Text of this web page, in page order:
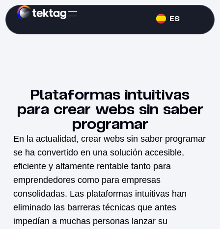
ES
Plataformas intuitivas
para crear webs sin saber
programar
En la actualidad, crear webs sin saber programar
se ha convertido en una solución accesible,
eficiente y altamente rentable tanto para
emprendedores como para empresas
consolidadas. Las plataformas intuitivas han
eliminado las barreras técnicas que antes
impedían a muchas personas lanzar su